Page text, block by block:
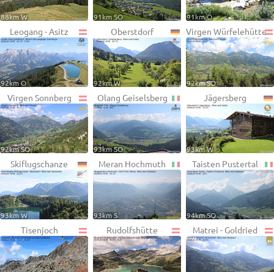
88km W 91km SO 91km O
Leogang - Asitz
92km O
Oberstdorf
92km W
Virgen Würfelehütte
92km SO
Virgen Sonnberg
92km SO
Olang Geiselsberg
93km SO
Jägersberg
93km W
Skiflugschanze
93km W
Meran Hochmuth
93km S
Taisten Pustertal
94km SO
Tisenjoch Rudolfshütte Matrei - Goldried